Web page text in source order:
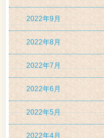
2022年9月
2022年8月
2022年7月
2022年6月
2022年5月
2022年4月